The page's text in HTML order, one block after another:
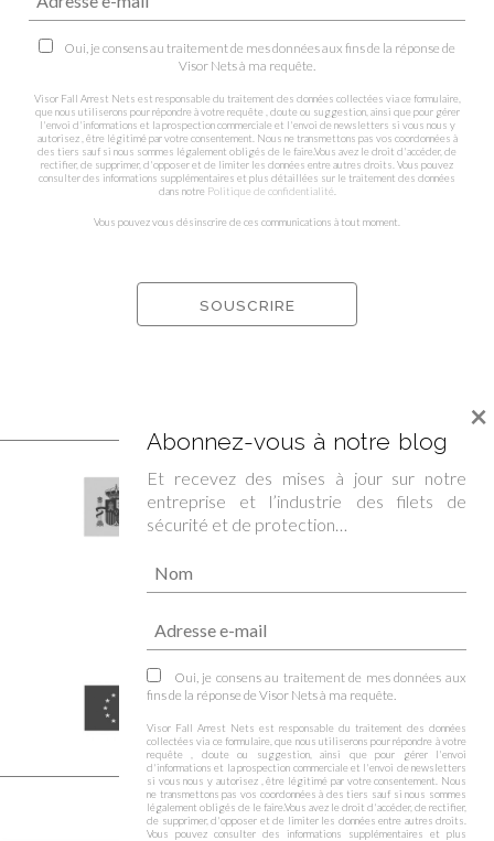
Oui, je consens au traitement de mes données aux fins de la réponse de
Visor Nets à ma requête.
Visor Fall Arrest Nets est responsable du traitement des données collectées via ce formulaire,
que nous utiliserons pour répondre à votre requête , doute ou suggestion, ainsi que pour gérer
l'envoi d'informations et la prospection commerciale et l'envoi de newsletters si vous nous y
autorisez , être légitimé par votre consentement. Nous ne transmettons pas vos coordonnées à
des tiers sauf si nous sommes légalement obligés de le faire.Vous avez le droit d'accéder, de
rectifier, de supprimer, d'opposer et de limiter les données entre autres droits. Vous pouvez
consulter des informations supplémentaires et plus détaillées sur le traitement des données
dans notre Politique de confidentialité
Vous pouvez vous désinscrire de ces communications à tout moment.
Abonnez-vous à notre blog
Et recevez des mises à jour sur notre
entreprise et l’industrie des filets de
sécurité et de protection…
Oui, je consens au traitement de mes données aux
fins de la réponse de Visor Nets à ma requête.
Visor Fall Arrest Nets est responsable du traitement des données
collectées via ce formulaire, que nous utiliserons pour répondre à votre
requête , doute ou suggestion, ainsi que pour gérer l'envoi
d'informations et la prospection commerciale et l'envoi de newsletters
si vous nous y autorisez , être légitimé par votre consentement. Nous
ne transmettons pas vos coordonnées à des tiers sauf si nous sommes
légalement obligés de le faire.Vous avez le droit d'accéder, de rectifier,
de supprimer, d'opposer et de limiter les données entre autres droits.
Vous pouvez consulter des informations supplémentaires et plus
×